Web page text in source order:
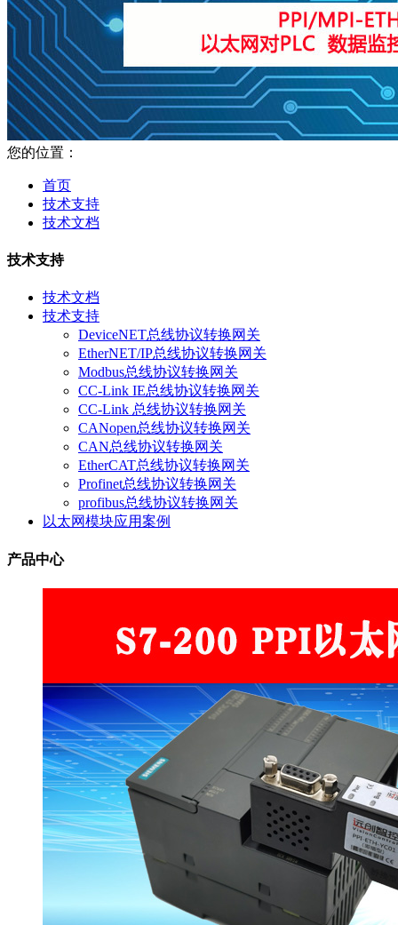
您的位置：
首页
技术支持
技术文档
技术支持
技术文档
技术支持
DeviceNET总线协议转换网关
EtherNET/IP总线协议转换网关
Modbus总线协议转换网关
CC-Link IE总线协议转换网关
CC-Link 总线协议转换网关
CANopen总线协议转换网关
CAN总线协议转换网关
EtherCAT总线协议转换网关
Profinet总线协议转换网关
profibus总线协议转换网关
以太网模块应用案例
产品中心